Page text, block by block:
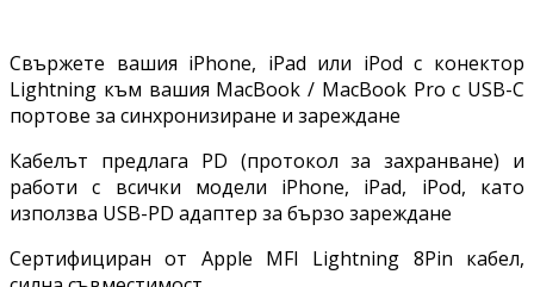
Свържете вашия iPhone, iPad или iPod с конектор
Lightning към вашия MacBook / MacBook Pro с USB-C
портове за синхронизиране и зареждане
Кабелът предлага PD (протокол за захранване) и
работи с всички модели iPhone, iPad, iPod, като
използва USB-PD адаптер за бързо зареждане
Сертифициран от Apple MFI Lightning 8Pin кабел,